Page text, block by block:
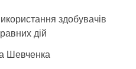
здобувачів
дій
Шевченка